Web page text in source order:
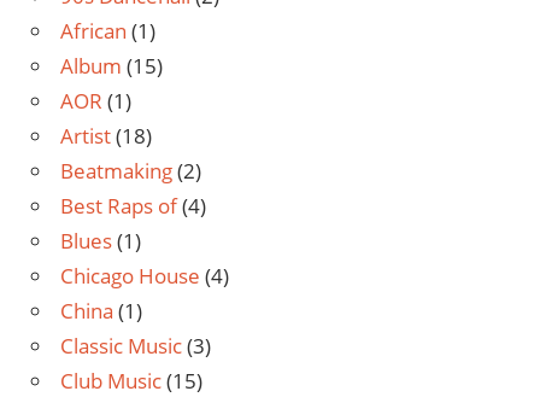
African (1)
Album (15)
AOR (1)
Artist(18)
Beatmaking(2)
Best Raps of(4)
Blues(1)
Chicago House (4)
China (1)
Classic Music(3)
Club Music(15)